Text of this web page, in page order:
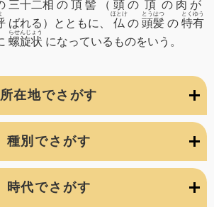
所在地でさがす
種別でさがす
時代でさがす
三十二相 の 頂髻 （ 頭 の 頂 の 肉 が
ばれる）とともに、 仏
ほとけ
の 頭髪
とうはつ
の 特有
とくゆう
螺旋状
らせんじょう
になっているものをいう。